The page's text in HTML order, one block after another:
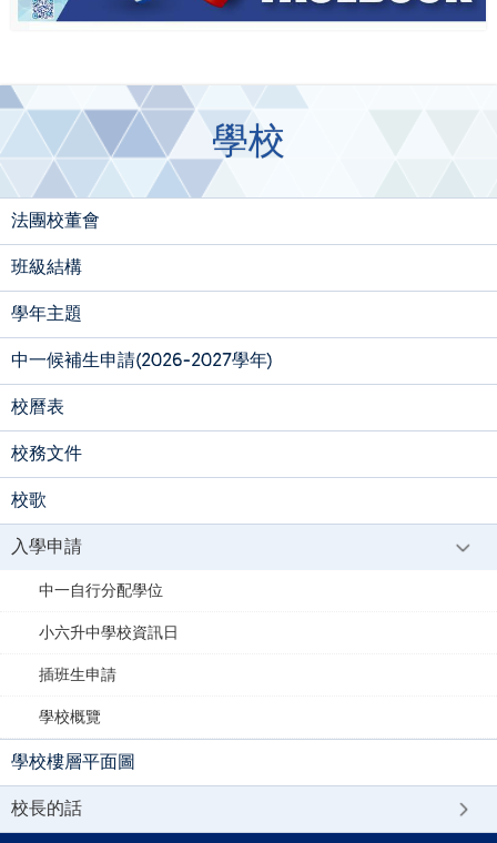
學校
法團校董會
班級結構
學年主題
中一候補生申請(2026-2027學年)
校曆表
校務文件
校歌
入學申請
中一自行分配學位
小六升中學校資訊日
插班生申請
學校概覽
學校樓層平面圖
校長的話